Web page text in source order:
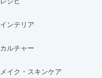
インテリア
カルチャー
メイク・スキンケア